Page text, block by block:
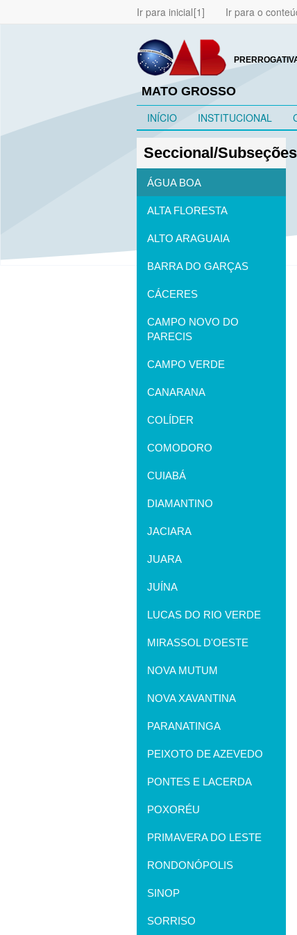
Ir para inicial Ir para o
MATO GROSSO
INÍCIO INSTITUCIONAL
Seccional/Subseções
ÁGUA BOA
ALTA FLORESTA
ALTO ARAGUAIA
BARRA DO GARÇAS
CÁCERES
CAMPO NOVO DO
PARECIS
CAMPO VERDE
CANARANA
COLÍDER
COMODORO
CUIABÁ
DIAMANTINO
JACIARA
JUARA
JUÍNA
LUCAS DO RIO VERDE
MIRASSOL D'OESTE
NOVA MUTUM
NOVA XAVANTINA
PARANATINGA
PEIXOTO DE AZEVEDO
PONTES E LACERDA
POXORÉU
PRIMAVERA DO LESTE
RONDONÓPOLIS
SINOP
SORRISO